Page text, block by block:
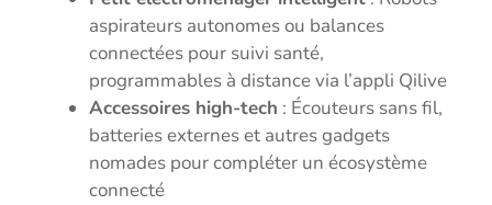
aspirateurs autonomes ou balances
connectées pour suivi santé,
programmables à distance via l’appli Qilive
Accessoires high-tech : Écouteurs sans fil,
batteries externes et autres gadgets
nomades pour compléter un écosystème
connecté